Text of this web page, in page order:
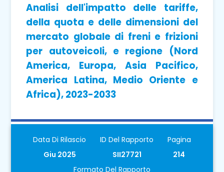
Analisi dell'impatto delle tariffe,
della quota e delle dimensioni del
mercato globale di freni e frizioni
per autoveicoli, e regione (Nord
America, Europa, Asia Pacifico,
America Latina, Medio Oriente e
Africa), 2023-2033
Data Di Rilascio
Giu 2025
ID Del Rapporto
SII27721
Pagina
214
Formato Del Rapporto